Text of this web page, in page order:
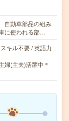
動車部品の組み
に使われる部…
キル不要 / 英語力
婦(主夫)活躍中＊